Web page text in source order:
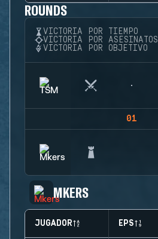
ROUNDS
VICTORIA POR TIEMPO
VICTORIA POR ASESINATOS
VICTORIA POR OBJETIVO
01
MKERS
JUGADOR EPS